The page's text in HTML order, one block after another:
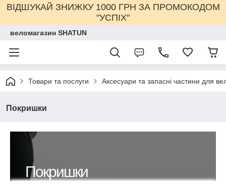
ВІДШУКАЙ ЗНИЖКУ 1000 ГРН ЗА ПРОМОКОДОМ
"УСПІХ"
веломагазин SHATUN
Товари та послуги Аксесуари та запасні частини для
Покришки
Покришки